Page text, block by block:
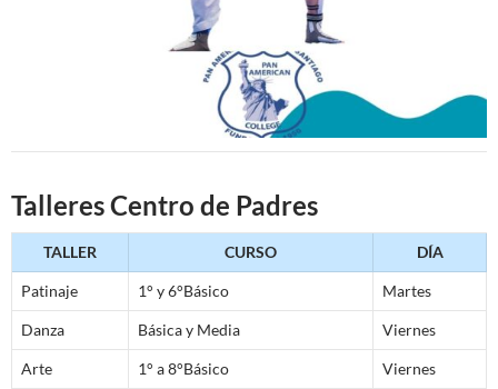
Talleres Centro de Padres
TALLER CURSO DÍA
Patinaje 1° y 6°Básico Martes
Danza Básica y Media Viernes
Arte 1° a 8°Básico Viernes